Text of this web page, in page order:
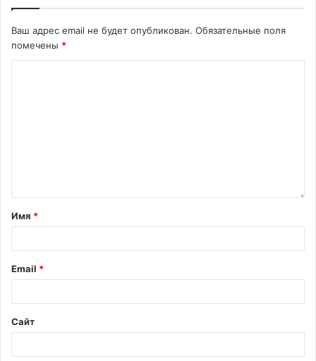
Ваш адрес email не будет опубликован. Обязательные поля
помечены *
Имя *
Email *
Сайт